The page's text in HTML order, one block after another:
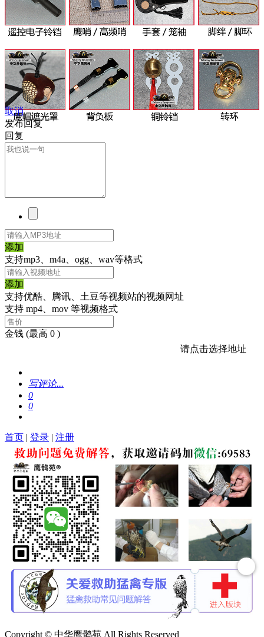
取消
发布回复
回复
添加
支持mp3、m4a、ogg、wav等格式
添加
支持优酷、腾讯、土豆等视频站的视频网址
支持 mp4、mov 等视频格式
金钱 (最高 0 )
请点击选择地址
写评论...
0
0
首页 | 登录 | 注册
Copyright © 中华鹰鹘苑 All Rights Reserved